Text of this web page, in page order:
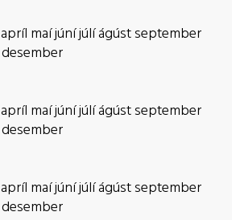
apríl maíjúníjúlíágústseptember
desember
apríl maíjúníjúlíágústseptember
desember
apríl maíjúníjúlíágústseptember
desember